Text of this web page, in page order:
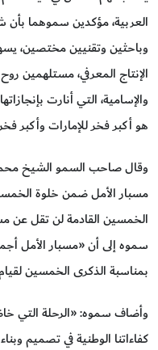
العربية، مؤكدين سموهما بأن
وباحثين وتقنيين مختصين،
الإنتاج المعرفي، مستلهمين
والإسامية، التي أنارت
هو أكبر فخر للإمارات وأكبر
وقال صاحب السمو الشيخ
مسبار الأمل ضمن خلوة
الخمسين القادمة لن تقل عن
سموه إلى أن «مسبار الأمل
بمناسبة الذكرى الخمسين لقيام
كفاءاتنا الوطنية في تصميم